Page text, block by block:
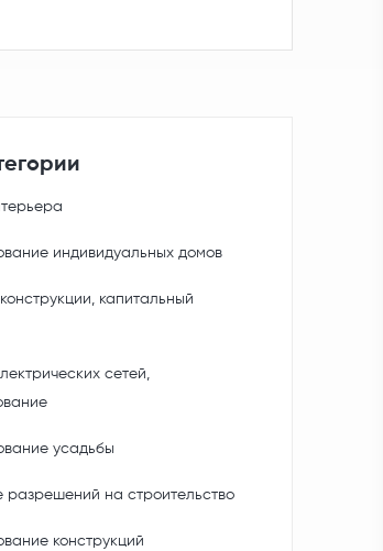
индивидуальных домов
капитальный
сетей,
усадьбы
разрешений на строительство
конструкций